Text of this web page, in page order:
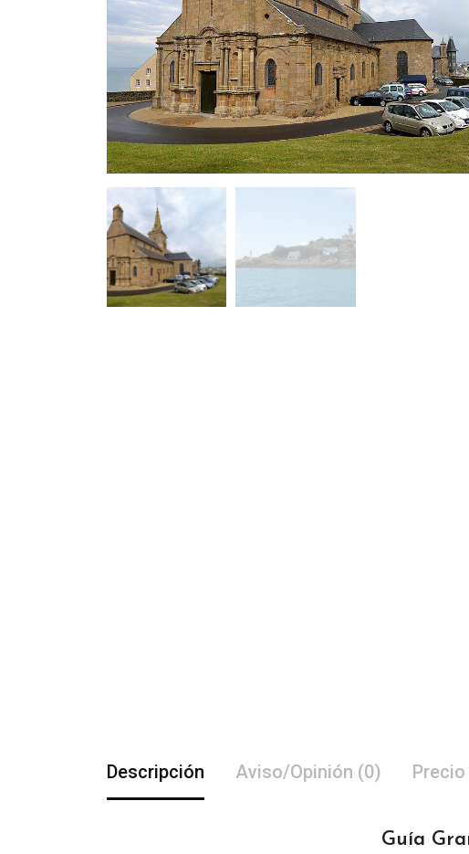
Descripción Aviso/Opinión (0)
Guía